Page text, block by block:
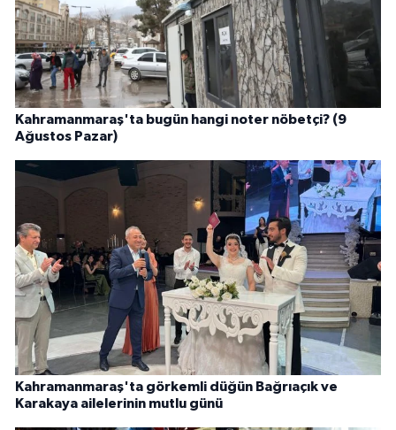
Kahramanmaraş'ta bugün hangi noter nöbetçi? (9
Ağustos Pazar)
Kahramanmaraş'ta görkemli düğün Bağrıaçık ve
Karakaya ailelerinin mutlu günü